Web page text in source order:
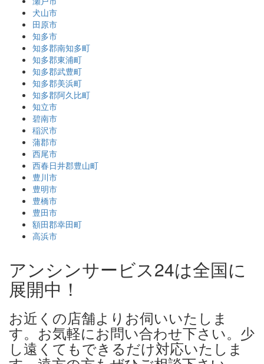
犬山市
田原市
知多市
知多郡南知多町
知多郡東浦町
知多郡武豊町
知多郡美浜町
知多郡阿久比町
知立市
碧南市
稲沢市
蒲郡市
西尾市
西春日井郡豊山町
豊川市
豊明市
豊橋市
豊田市
額田郡幸田町
高浜市
アンシンサービス24は全国に
展開中！
お近くの店舗よりお伺いいたしま
す。お気軽にお問い合わせ下さい。少
し遠くてもできるだけ対応いたしま